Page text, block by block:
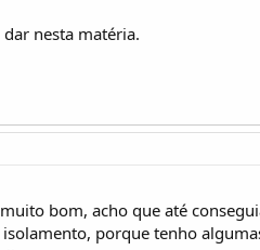
nesta matéria.
bom, acho que até
porque tenho